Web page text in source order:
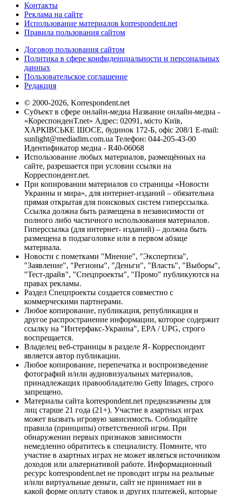
Контакты
Реклама на сайте
Использование материалов korrespondent.net
Правила пользования сайтом
Договор пользования сайтом
Политика в сфере конфиденциальности и персональных
данных
Пользовательское соглашение
Редакция
© 2000-2026, Korrespondent.net
Субъект в сфере онлайн-медиа Название онлайн-медиа -
«КореспонденТ.net» Адрес: 02091, місто Київ,
ХАРКІВСЬКЕ ШОСЕ, будинок 172-Б, офіс 208/1 E-mail:
sunlight@mediadim.com.ua Телефон: 044-205-43-00
Идентификатор медиа - R40-06068
Использование любых материалов, размещённых на
сайте, разрешается при условии ссылки на
Корреспондент.net.
При копировании материалов со страницы «Новости
Украины и мира», для интернет-изданий – обязательна
прямая открытая для поисковых систем гиперссылка.
Ссылка должна быть размещена в независимости от
полного либо частичного использования материалов.
Гиперссылка (для интернет- изданий) – должна быть
размещена в подзаголовке или в первом абзаце
материала.
Новости с пометками "Мнение", "Экспертиза",
"Заявление", "Регионы", "Деньги", "Власть", "Выборы",
"Тест-драйв", "Спецпроекты", "Промо" публикуются на
правах рекламы.
Раздел Спецпроекты создается совместно с
коммерческими партнерами.
Любое копирование, публикация, републикация и
другое распространение информации, которое содержит
ссылку на "Интерфакс-Украина", EPA / UPG, строго
воспрещается.
Владелец веб-страницы в разделе Я- Корреспондент
является автор публикации.
Любое копирование, перепечатка и воспроизведение
фотографий и/или аудиовизуальных материалов,
принадлежащих правообладателю Getty Images, строго
запрещено.
Материалы сайта korrespondent.net предназначены для
лиц старше 21 года (21+). Участие в азартных играх
может вызвать игровую зависимость. Соблюдайте
правила (принципы) ответственной игры. При
обнаружении первых признаков зависимости
немедленно обратитесь к специалисту. Помните, что
участие в азартных играх не может являться источником
доходов или альтернативой работе. Информационный
ресурс korrespondent.net не проводит игры на реальные
и/или виртуальные деньги, сайт не принимает ни в
какой форме оплату ставок и других платежей, которые